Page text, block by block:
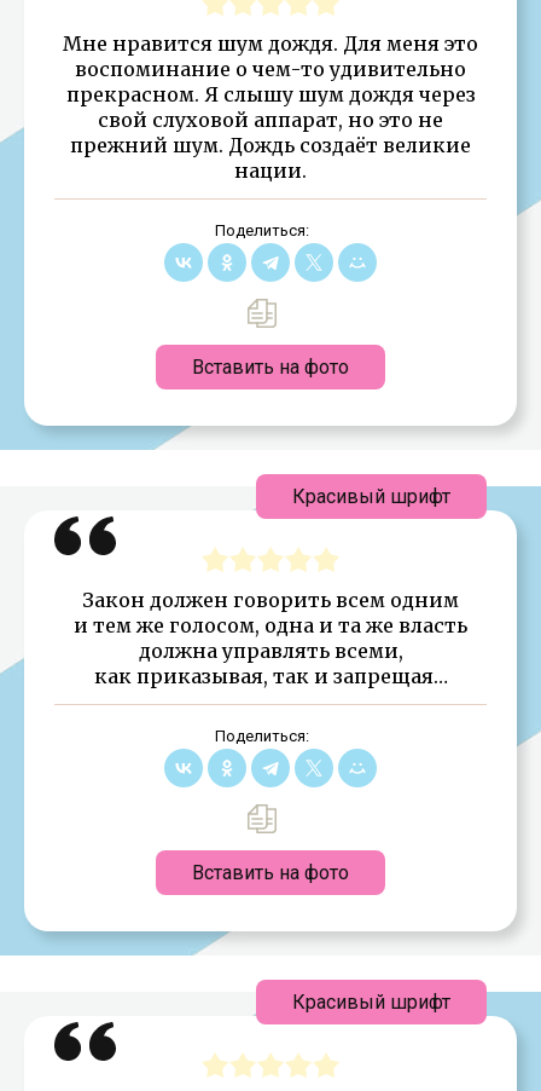
Мне нравится шум дождя. Для меня это
воспоминание о чем-то удивительно
прекрасном. Я слышу шум дождя через
свой слуховой аппарат, но это не
прежний шум. Дождь создаёт великие
нации.
Поделиться:
Вставить на фото
Закон должен говорить всем одним
и тем же голосом, одна и та же власть
должна управлять всеми,
как приказывая, так и запрещая…
Поделиться:
Вставить на фото
Красивый шрифт
Красивый шрифт